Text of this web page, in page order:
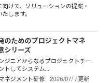
けて、ソリューションの提案・
します。
のためのプロジェクトマネ
シリーズ
ジニアからなるプロジェクトチー
トしてシステム...
ネジメント研修
2026/07/ 7更新